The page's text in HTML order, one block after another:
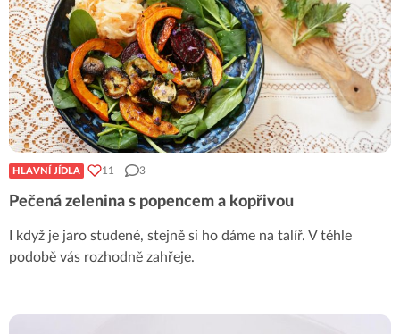
HLAVNÍ JÍDLA 11 3
Pečená zelenina s popencem a kopřivou
I když je jaro studené, stejně si ho dáme na talíř. V téhle
podobě vás rozhodně zahřeje.